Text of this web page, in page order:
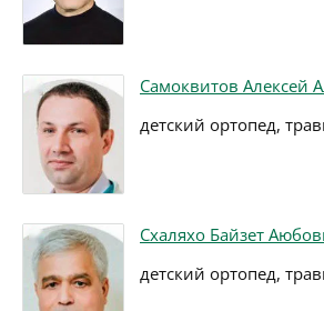
Самоквитов Алексей
детский ортопед,
Схаляхо Байзет
детский ортопед,